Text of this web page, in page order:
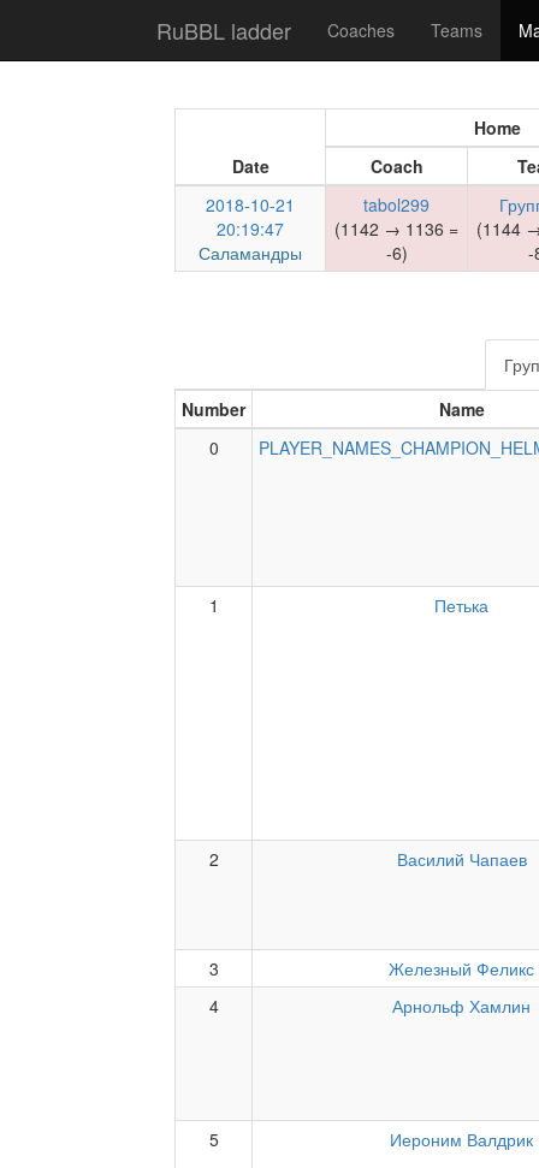
RuBBL ladder Coaches Teams
Date
Home
Coach
2018-10-21
20:19:47
Саламандры
tabol299
(1142 → 1136 =
-6)
(1144
-
Number
Name
0
1 Петька
2 Василий Чапаев
3
Железный Феликс
4
Арнольф Хамлин
5 Иероним Валдрик